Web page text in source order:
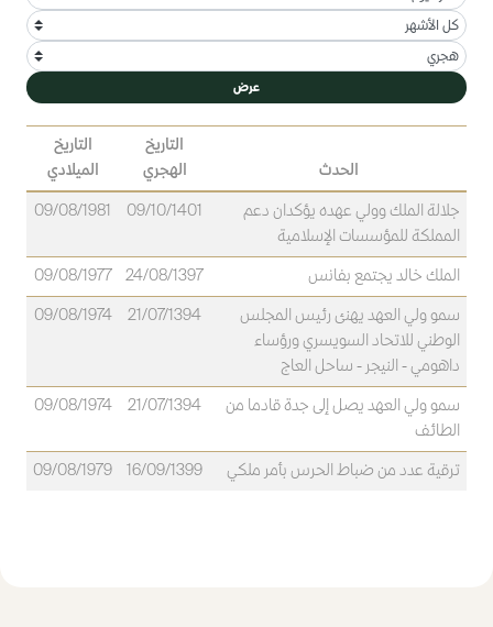
عرض
الحدث
التاريخ
الهجري
التاريخ
الميلادي
جلالة الملك وولي عهده يؤكدان دعم
المملكة للمؤسسات الإسلامية
09/10/1401
09/08/1981
الملك خالد يجتمع بفانس 24/08/1397
09/08/1977
سمو ولي العهد يهنئ رئيس المجلس
الوطني للاتحاد السويسري ورؤساء
داهومي - النيجر - ساحل العاج
21/07/1394
09/08/1974
سمو ولي العهد يصل إلى جدة قادما من
الطائف
21/07/1394
09/08/1974
ترقية عدد من ضباط الحرس بأمر ملكي 16/09/1399
09/08/1979